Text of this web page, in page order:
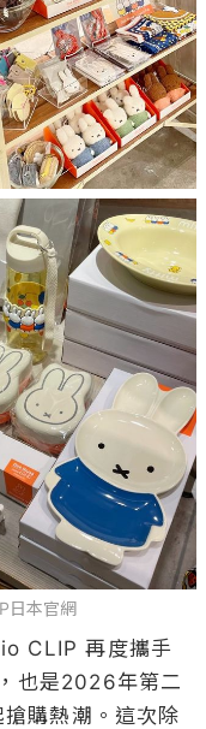
日本官網
CLIP 再度攜手
也是2026年第二
購熱潮。這次除